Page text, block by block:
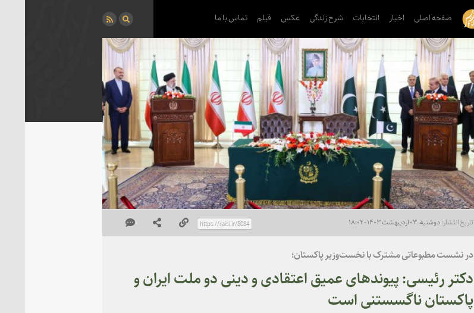
صفحه اصلی اخبار انتخابات شرح زندگی عکس فیلم تماس با ما
دوشنبه، ۰۳ اردیبهشت ۱۴۰۳ - ۱۸:۰۲
در نشست مطبوعاتی مشترک با نخست‌وزیر پاکستان؛
دکتر رئیسی: پیوندهای عمیق اعتقادی و دینی دو ملت ایران و
پاکستان ناگسستنی است